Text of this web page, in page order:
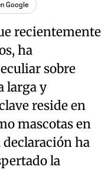
Google
recientemente
ha
sobre
larga y
reside en
mascotas en
ha
la